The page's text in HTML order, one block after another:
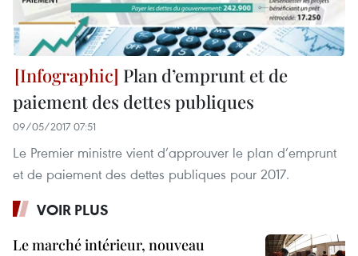
Plan d’emprunt et de
paiement des dettes publiques
09/05/2017 07:51
Le Premier ministre vient d’approuver le plan d’emprunt
et de paiement des dettes publiques pour 2017.
VOIR PLUS
Le marché intérieur, nouveau